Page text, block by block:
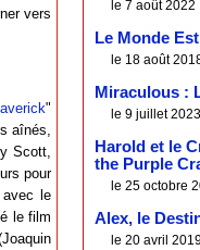
vers
"
aînés,
Scott,
pour
le
le film
le 7 août 2022
Le Monde
le 18 août
Miraculous :
le 9 juillet 2023
Harold et le
the Purple
le 25 octobre
Alex, le
le 20 avril